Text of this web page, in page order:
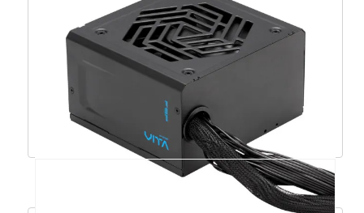
COUGAR ATLAS 750 PSU, 80 plus Bronze,
750W – CGR-AT750
€
Pročitaj više